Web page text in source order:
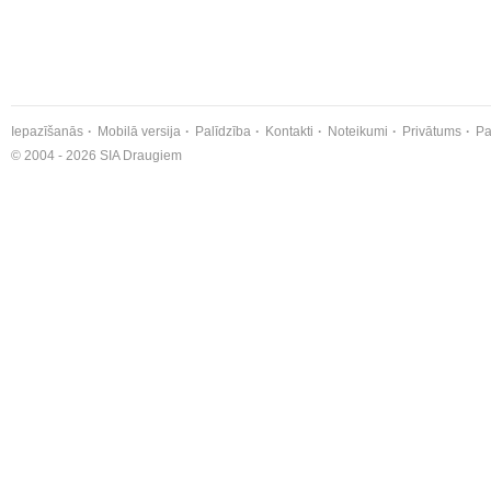
Iepazīšanās Mobilā versija Palīdzība Kontakti Noteikumi Privātums
© 2004 - 2026 SIA Draugiem